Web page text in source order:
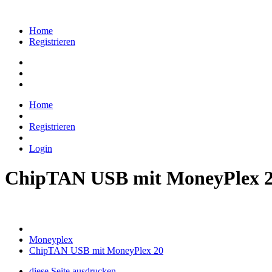
Home
Registrieren
Home
Registrieren
Login
ChipTAN USB mit MoneyPlex
Moneyplex
ChipTAN USB mit MoneyPlex 20